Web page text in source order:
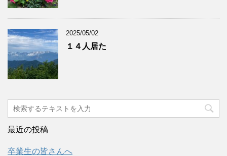
2025/05/02
１４人居た
最近の投稿
卒業生の皆さんへ